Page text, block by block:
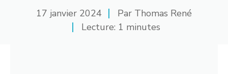
17 janvier 2024 Par Thomas René
Lecture: 1 minutes